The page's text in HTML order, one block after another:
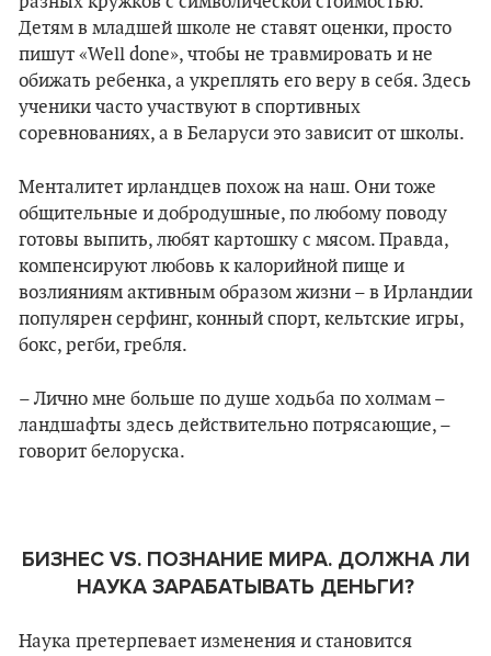
Детям в младшей школе не ставят оценки, просто
пишут «Well done», чтобы не травмировать и не
обижать ребенка, а укреплять его веру в себя. Здесь
ученики часто участвуют в спортивных
соревнованиях, а в Беларуси это зависит от школы.
Менталитет ирландцев похож на наш. Они тоже
общительные и добродушные, по любому поводу
готовы выпить, любят картошку с мясом. Правда,
компенсируют любовь к калорийной пище и
возлияниям активным образом жизни – в Ирландии
популярен серфинг, конный спорт, кельтские игры,
бокс, регби, гребля.
– Лично мне больше по душе ходьба по холмам –
ландшафты здесь действительно потрясающие, –
говорит белоруска.
БИЗНЕС VS. ПОЗНАНИЕ МИРА. ДОЛЖНА ЛИ
НАУКА ЗАРАБАТЫВАТЬ ДЕНЬГИ?
Наука претерпевает изменения и становится